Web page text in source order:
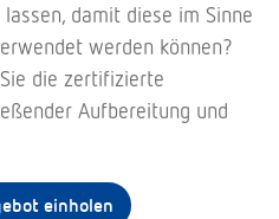
damit diese im Sinne
werden können?
die zertifizierte
Aufbereitung und
einholen